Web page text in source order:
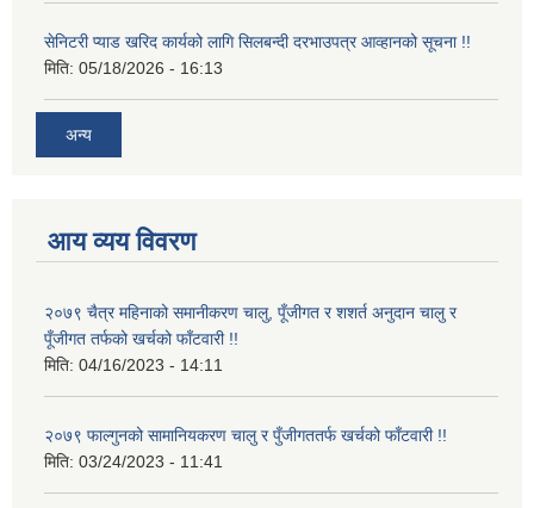
सेनिटरी प्याड खरिद कार्यको लागि सिलबन्दी दरभाउपत्र आव्हानको सूचना !!
मिति: 05/18/2026 - 16:13
अन्य
आय व्यय विवरण
२०७९ चैत्र महिनाको समानीकरण चालु, पूँजीगत र शशर्त अनुदान चालु र
पूँजीगत तर्फको खर्चको फाँटवारी !!
मिति: 04/16/2023 - 14:11
२०७९ फाल्गुनको सामानियकरण चालु र पुँजीगततर्फ खर्चको फाँटवारी !!
मिति: 03/24/2023 - 11:41